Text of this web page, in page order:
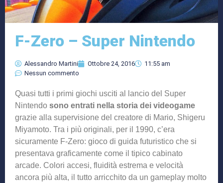
F-Zero – Super Nintendo
Alessandro Martini Ottobre 24, 2016
11:55 am
Nessun commento
Quasi tutti i primi giochi usciti al lancio del Super
Nintendo sono entrati nella storia dei videogame
grazie alla supervisione del creatore di Mario, Shigeru
Miyamoto. Tra i più originali, per il 1990, c’era
sicuramente F-Zero: gioco di guida futuristico che si
presentava graficamente come il tipico cabinato
arcade. Colori accesi, fluidità estrema e velocità
ancora più alta, il tutto arricchito da un gameplay molto